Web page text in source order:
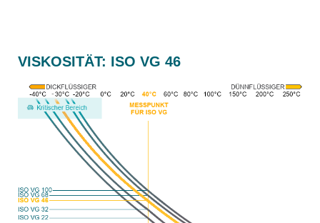
VISKOSITÄT: ISO VG 46